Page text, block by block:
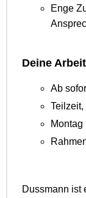
Enge
Deine
Ab
Montag
Dussmann ist